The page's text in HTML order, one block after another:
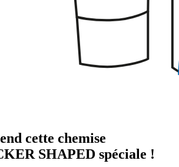
cette chemise
SHAPED spéciale !